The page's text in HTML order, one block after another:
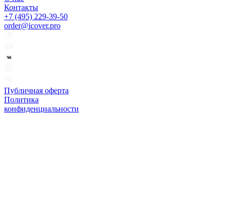
Контакты
+7 (495) 229-39-50
order@icover.pro
Публичная оферта
Политика
конфиденциальности